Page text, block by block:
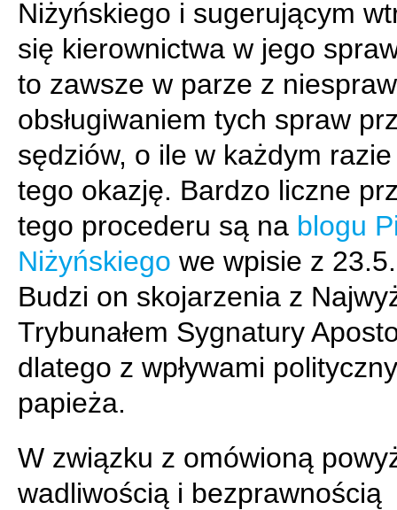
Niżyńskiego i sugerującym
się kierownictwa w jego
to zawsze w parze z
obsługiwaniem tych spraw
sędziów, o ile w każdym
tego okazję. Bardzo liczne
tego procederu są na blogu
Niżyńskiego we wpisie z
Budzi on skojarzenia z
Trybunałem Sygnatury
dlatego z wpływami
papieża.
W związku z omówioną
wadliwością i bezprawnością